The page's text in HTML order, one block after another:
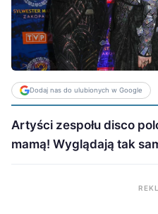
Dodaj nas do ulubionych w Google
Artyści zespołu disco
mamą! Wyglądają tak